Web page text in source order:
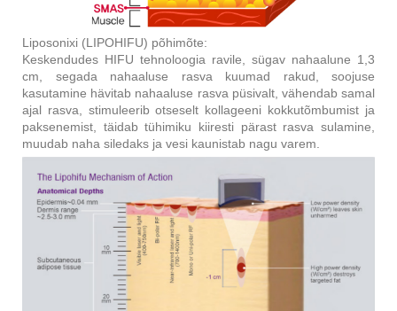
Liposonixi (LIPOHIFU) põhimõte:
Keskendudes HIFU tehnoloogia ravile, sügav nahaalune 1,3
cm, segada nahaaluse rasva kuumad rakud, soojuse
kasutamine hävitab nahaaluse rasva püsivalt, vähendab samal
ajal rasva, stimuleerib otseselt kollageeni kokkutõmbumist ja
paksenemist, täidab tühimiku kiiresti pärast rasva sulamine,
muudab naha siledaks ja vesi kaunistab nagu varem.